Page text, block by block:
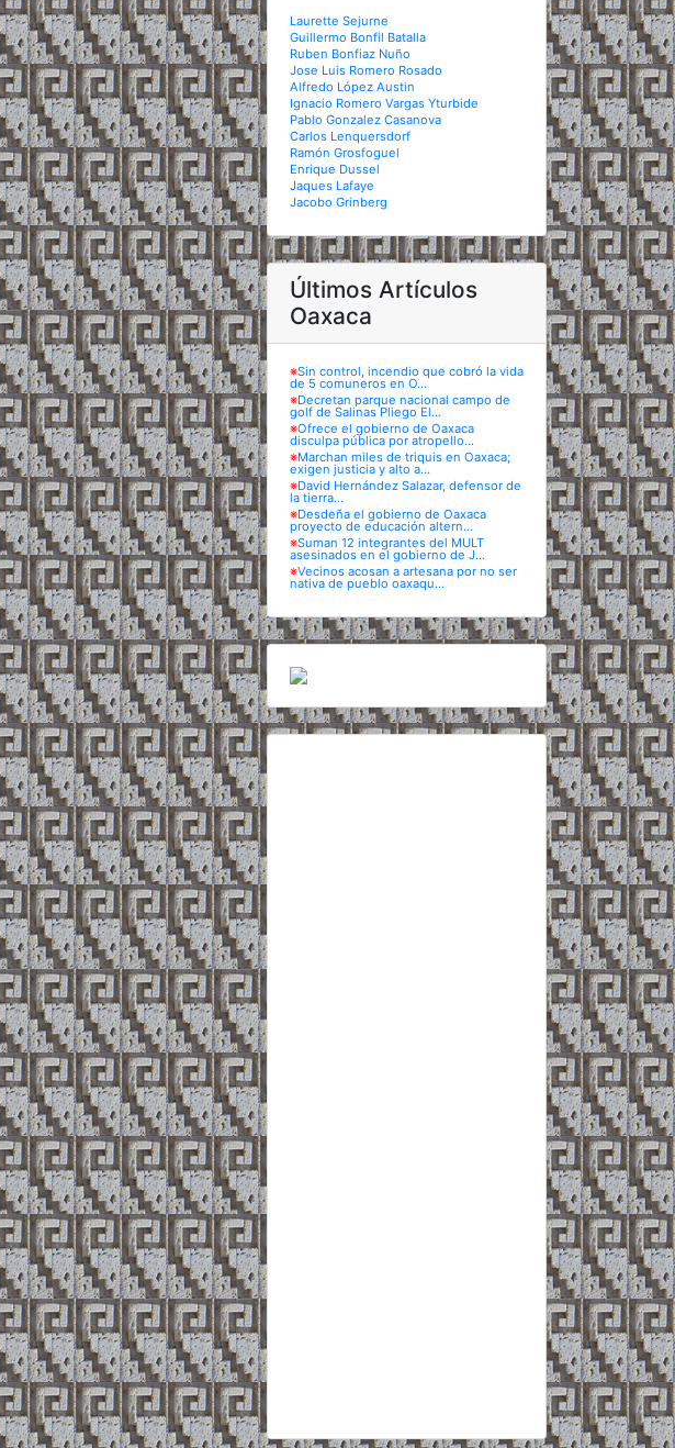
Laurette Sejurne
Guillermo Bonfil Batalla
Ruben Bonfiaz Nuño
Jose Luis Romero Rosado
Alfredo López Austin
Ignacio Romero Vargas Yturbide
Pablo Gonzalez Casanova
Carlos Lenquersdorf
Ramón Grosfoguel
Enrique Dussel
Jaques Lafaye
Jacobo Grinberg
Últimos Artículos
Oaxaca
※Sin control, incendio que cobró la vida
de 5 comuneros en O...
※Decretan parque nacional campo de
golf de Salinas Pliego El...
※Ofrece el gobierno de Oaxaca
disculpa pública por atropello...
※Marchan miles de triquis en Oaxaca;
exigen justicia y alto a...
※David Hernández Salazar, defensor de
la tierra...
※Desdeña el gobierno de Oaxaca
proyecto de educación altern...
※Suman 12 integrantes del MULT
asesinados en el gobierno de J...
※Vecinos acosan a artesana por no ser
nativa de pueblo oaxaqu...